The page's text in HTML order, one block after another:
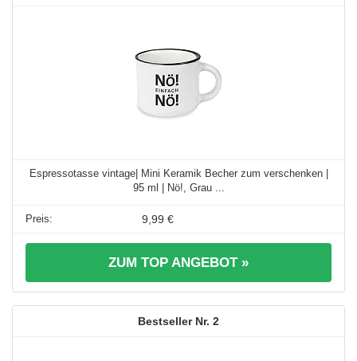
Espressotasse vintage| Mini Keramik Becher zum verschenken |
95 ml | Nö!, Grau ...
9,99 €
ZUM TOP ANGEBOT »
2